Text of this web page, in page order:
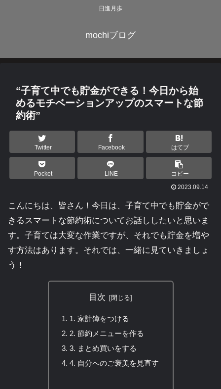
日進月歩
mochiブログ
“子育て中でも貯金ができる！今日から始
めるモチベーションアップのスマートな節
約術”
Twitter Facebook はてブ
Pocket LINE
コピー
2023.09.14
こんにちは、皆さん！今日は、子育て中でも貯金がで
きるスマートな節約術についてお話ししたいと思いま
す。子育ては大変な作業ですが、それでも貯金を増や
す方法はあります。それでは、一緒に見ていきましょ
う！
目次
1. 家計簿をつける
2. 節約メニューを作る
3. まとめ買いをする
4. 自分へのご褒美を見直す